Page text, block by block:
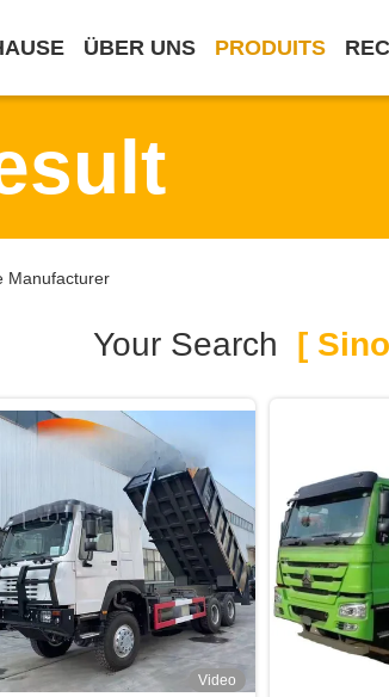
ÜBER UNS PRODUITS
Manufacturer
Your Search [
Video